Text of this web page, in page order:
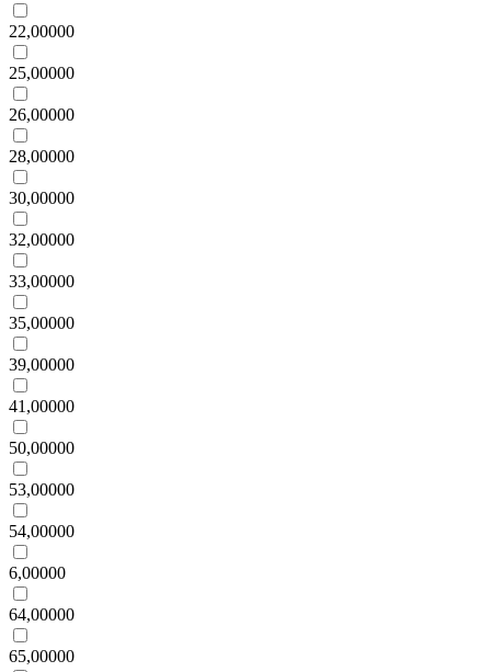
22,00000
25,00000
26,00000
28,00000
30,00000
32,00000
33,00000
35,00000
39,00000
41,00000
50,00000
53,00000
54,00000
6,00000
64,00000
65,00000